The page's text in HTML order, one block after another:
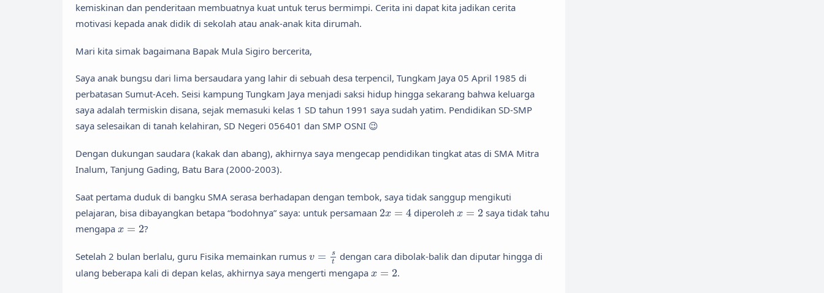
kemiskinan dan penderitaan membuatnya kuat untuk terus bermimpi. Cerita ini dapat kita jadikan cerita
motivasi kepada anak didik di sekolah atau anak-anak kita dirumah.
Mari kita simak bagaimana Bapak Mula Sigiro bercerita,
Saya anak bungsu dari lima bersaudara yang lahir di sebuah desa terpencil, Tungkam Jaya 05 April 1985 di
perbatasan Sumut-Aceh. Seisi kampung Tungkam Jaya menjadi saksi hidup hingga sekarang bahwa keluarga
saya adalah termiskin disana, sejak memasuki kelas 1 SD tahun 1991 saya sudah yatim. Pendidikan SD-SMP
saya selesaikan di tanah kelahiran, SD Negeri 056401 dan SMP OSNI 😉
Dengan dukungan saudara (kakak dan abang), akhirnya saya mengecap pendidikan tingkat atas di SMA Mitra
Inalum, Tanjung Gading, Batu Bara (2000-2003).
Saat pertama duduk di bangku SMA serasa berhadapan dengan tembok, saya tidak sanggup mengikuti
pelajaran, bisa dibayangkan betapa “bodohnya” saya: untuk persamaan 2x = 4
2x =4 diperolehx = 2
x =2
saya tidak tahu
mengapa x = 2
x =2 ?
Setelah 2 bulan berlalu, guru Fisika memainkan rumus v =
s
t
dengan cara dibolak-balik dan diputar hingga di
ulang beberapa kali di depan kelas, akhirnya saya mengerti mengapa x = 2
x =2 .